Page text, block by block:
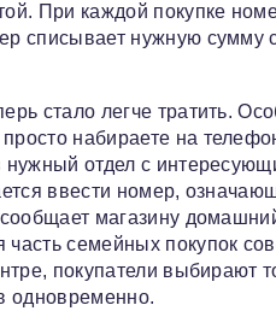
При каждой покупке
списывает нужную сумму
стало легче тратить.
набираете на
нужный отдел с
ввести номер,
магазину
семейных покупок
покупатели выбирают
одновременно.